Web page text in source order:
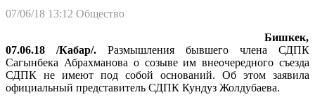
07/06/18 13:12 Общество
Бишкек,
07.06.18 /Кабар/. Размышления бывшего члена СДПК
Сагынбека Абрахманова о созыве им внеочередного съезда
СДПК не имеют под собой оснований. Об этом заявила
официальный представитель СДПК Кундуз Жолдубаева.